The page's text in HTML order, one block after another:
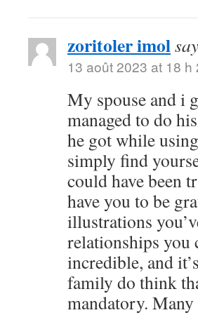
zoritoler imol
13 août 2023 at 18 h
My spouse and i
managed to do
he got while
simply find
could have been
have you to be
illustrations
relationships you
incredible, and
family do think
mandatory.